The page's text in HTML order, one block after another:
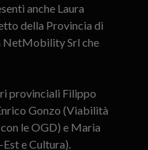
anche Laura
della Provincia di
NetMobility Srl che
provinciali Filippo
Gonzo (Viabilità
le OGD) e Maria
e Cultura).